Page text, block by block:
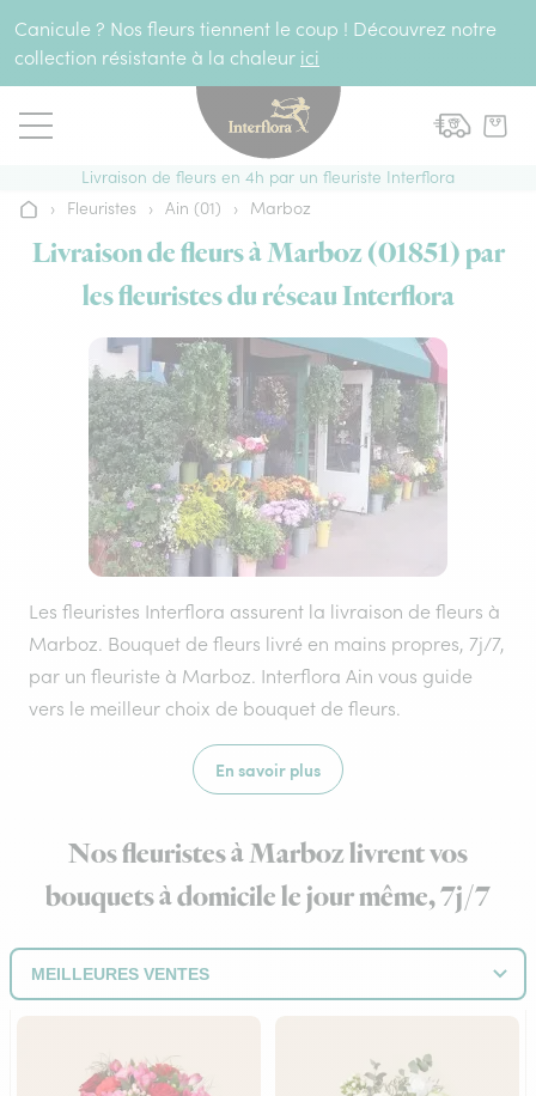
Canicule ? Nos fleurs tiennent le coup ! Découvrez notre
collection résistante à la chaleur ici
Livraison de fleurs en 4h par un fleuriste Interflora
Accueil
› Fleuristes › Ain (01) › Marboz
Livraison de fleurs à Marboz (01851) par
les fleuristes du réseau Interflora
Les fleuristes Interflora assurent la livraison de fleurs à
Marboz. Bouquet de fleurs livré en mains propres, 7j/7,
par un fleuriste à Marboz. Interflora Ain vous guide
vers le meilleur choix de bouquet de fleurs.
En savoir plus
Nos fleuristes à Marboz livrent vos
bouquets à domicile le jour même, 7j/7